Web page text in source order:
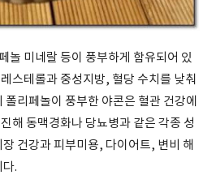
놀 미네랄 등이 풍부하게 함유되어 있
스테롤과 중성지방, 혈당 수치를 낮춰
리페놀이 풍부한 야콘은 혈관 건강에
해 동맥경화나 당뇨병과 같은 각종 성
건강과 피부미용, 다이어트, 변비 해
.